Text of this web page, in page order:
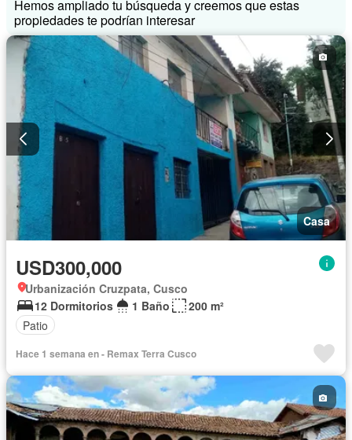
Hemos ampliado tu búsqueda y creemos que estas
propiedades te podrían interesar
Casa
USD300,000
Urbanización Cruzpata, Cusco
12 Dormitorios
1 Baño
200 m²
Patio
Hace 1 semana en - Remax Terra Cusco